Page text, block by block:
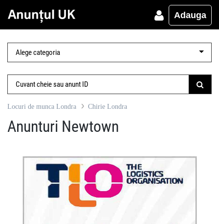
Adauga
Locuri de munca Londra Chirie Londra
Anunturi Newtown